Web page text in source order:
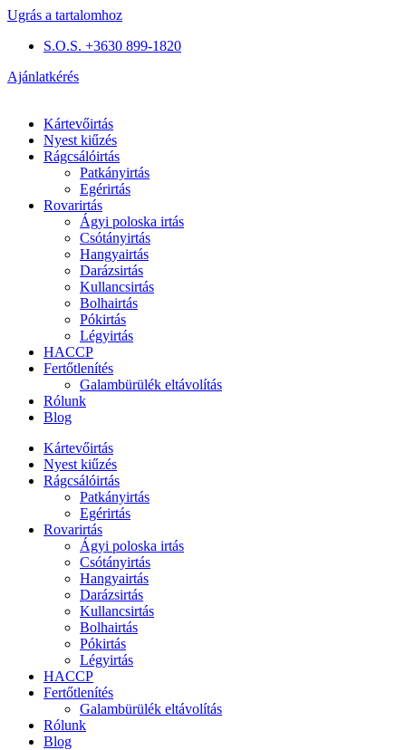
Ugrás a tartalomhoz
S.O.S. +3630 899-1820
Ajánlatkérés
Kártevőirtás
Nyest kiűzés
Rágcsálóirtás
Patkányirtás
Egérirtás
Rovarirtás
Ágyi poloska irtás
Csótányirtás
Hangyairtás
Darázsirtás
Kullancsirtás
Bolhairtás
Pókirtás
Légyirtás
HACCP
Fertőtlenítés
Galambürülék eltávolítás
Rólunk
Blog
Kártevőirtás
Nyest kiűzés
Rágcsálóirtás
Patkányirtás
Egérirtás
Rovarirtás
Ágyi poloska irtás
Csótányirtás
Hangyairtás
Darázsirtás
Kullancsirtás
Bolhairtás
Pókirtás
Légyirtás
HACCP
Fertőtlenítés
Galambürülék eltávolítás
Rólunk
Blog